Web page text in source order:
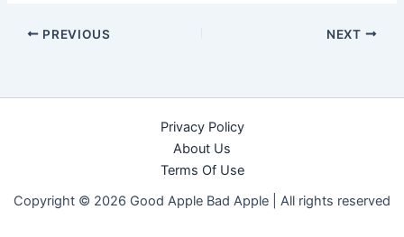
PREVIOUS NEXT
Privacy Policy
About Us
Terms Of Use
Copyright © 2026 Good Apple Bad Apple | All rights reserved